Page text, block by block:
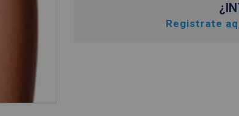
Registrate